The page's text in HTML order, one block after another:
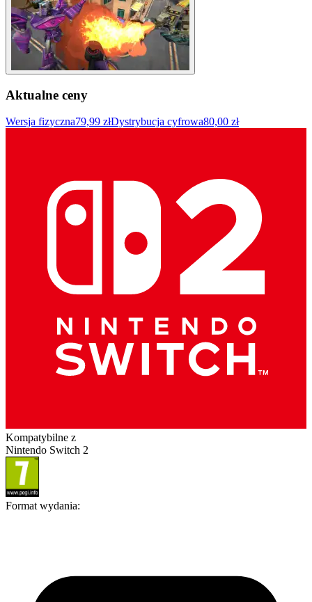
Aktualne ceny
Wersja fizyczna79,99 złDystrybucja cyfrowa80,00 zł
Kompatybilne z
Nintendo Switch 2
Format wydania: